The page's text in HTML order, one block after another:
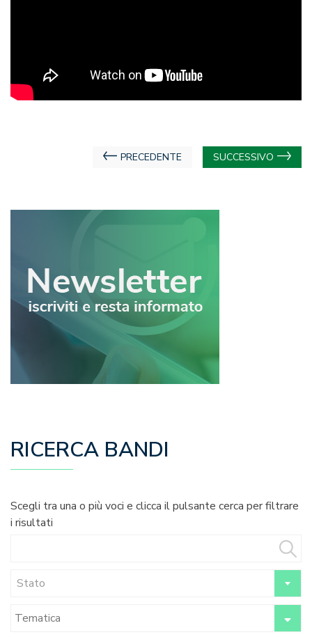
Navigazione
PRECEDENTE SUCCESSIVO
RICERCA BANDI
Scegli tra una o più voci e clicca il pulsante cerca per filtrare
i risultati
Stato